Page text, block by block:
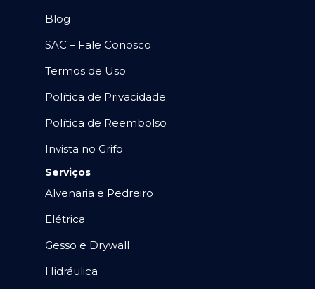
Blog
SAC – Fale Conosco
Termos de Uso
Política de Privacidade
Política de Reembolso
Invista no Grifo
Serviços
Alvenaria e Pedreiro
Elétrica
Gesso e Drywall
Hidráulica